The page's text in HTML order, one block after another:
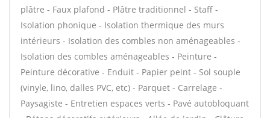
plâtre - Faux plafond - Plâtre traditionnel - Staff -
Isolation phonique - Isolation thermique des murs
intérieurs - Isolation des combles non aménageables -
Isolation des combles aménageables - Peinture -
Peinture décorative - Enduit - Papier peint - Sol souple
(vinyle, lino, dalles PVC, etc) - Parquet - Carrelage -
Paysagiste - Entretien espaces verts - Pavé autobloquant